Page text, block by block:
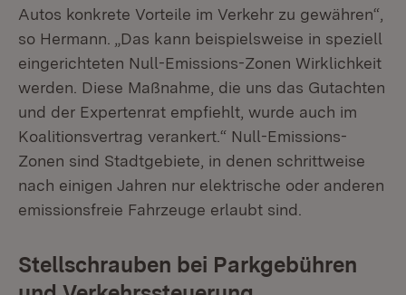
Autos konkrete Vorteile im Verkehr zu gewähren“,
so Hermann. „Das kann beispielsweise in speziell
eingerichteten Null-Emissions-Zonen Wirklichkeit
werden. Diese Maßnahme, die uns das Gutachten
und der Expertenrat empfiehlt, wurde auch im
Koalitionsvertrag verankert.“ Null-Emissions-
Zonen sind Stadtgebiete, in denen schrittweise
nach einigen Jahren nur elektrische oder anderen
emissionsfreie Fahrzeuge erlaubt sind.
Stellschrauben bei Parkgebühren